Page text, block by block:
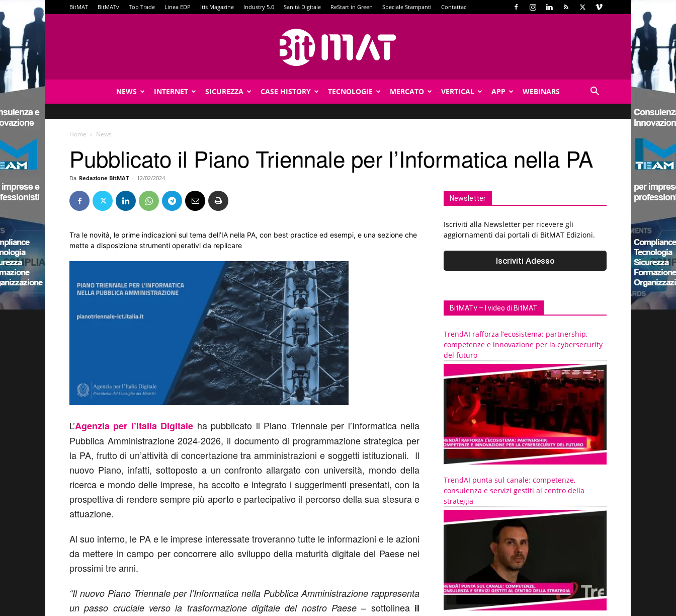
BitMAT BitMATv Top Trade Linea EDP Itis Magazine Industry 5.0 Sanità Digitale ReStart in Green Speciale Stampanti Contattaci
NEWS INTERNET SICUREZZA CASE HISTORY TECNOLOGIE MERCATO VERTICAL APP WEBINARS
Home News
Pubblicato il Piano Triennale per l’Informatica nella PA
Da Redazione BitMAT - 12/02/2024
Tra le novità, le prime indicazioni sul tema dell’IA nella PA, con best practice ed esempi, e una sezione che
mette a disposizione strumenti operativi da replicare
L’Agenzia per l’Italia Digitale ha pubblicato il Piano Triennale per l’Informatica nella
Pubblica Amministrazione 2024-2026, il documento di programmazione strategica per
la PA, frutto di un’attività di concertazione tra amministrazioni e soggetti istituzionali. Il
nuovo Piano, infatti, sottoposto a un confronto allargato con università, mondo della
ricerca e mondo delle imprese, ha accolto e integrato i suggerimenti presentati, con la
prospettiva di rendere sempre più aperto e partecipativo il percorso della sua stesura e
attuazione.
Al suo interno, le PA e le imprese interessate troveranno tutte le informazioni e le azioni
da mettere in campo per concorrere allo sviluppo della maturità digitale del Paese nei
prossimi tre anni.
“Il nuovo Piano Triennale per l’Informatica nella Pubblica Amministrazione rappresenta
un passo cruciale verso la trasformazione digitale del nostro Paese – sottolinea il
Newsletter
Iscriviti alla Newsletter per ricevere gli
aggiornamenti dai portali di BitMAT Edizioni.
BitMATv – I video di BitMAT
TrendAI rafforza l’ecosistema: partnership,
competenze e innovazione per la cybersecurity
del futuro
TrendAI punta sul canale: competenze,
consulenza e servizi gestiti al centro della
strategia